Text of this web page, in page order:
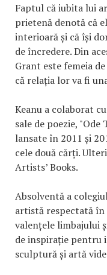
Faptul că iubita lui
prietenă denotă că
interioară și că își
de încredere. Din
Grant este femeia
că relația lor va fi
Keanu a colaborat
sale de poezie, "Ode
lansate în 2011 și
cele două cărți.
Artists’ Books.
Absolventă a
artistă respectată în
valențele limbajului
de inspirație pentru
sculptură și artă